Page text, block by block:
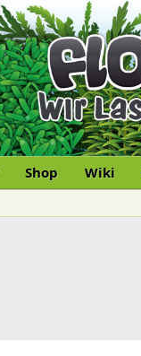
Shop Wiki